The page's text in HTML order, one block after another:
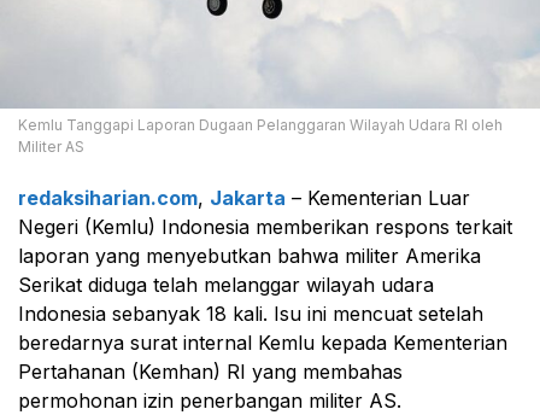
Kemlu Tanggapi Laporan Dugaan Pelanggaran Wilayah Udara RI oleh
Militer AS
redaksiharian.com, Jakarta – Kementerian Luar
Negeri (Kemlu) Indonesia memberikan respons terkait
laporan yang menyebutkan bahwa militer Amerika
Serikat diduga telah melanggar wilayah udara
Indonesia sebanyak 18 kali. Isu ini mencuat setelah
beredarnya surat internal Kemlu kepada Kementerian
Pertahanan (Kemhan) RI yang membahas
permohonan izin penerbangan militer AS.